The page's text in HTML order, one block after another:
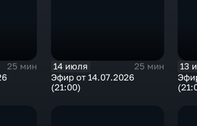
25 мин
14 июля
25 мин
Эфир от 14.07.2026
(21:00)
13